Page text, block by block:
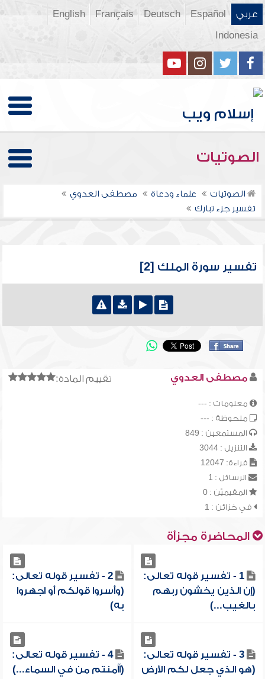
عربي Español
Deutsch
Français
English
Indonesia
الصوتيات
الصوتيات علماء ودعاة
مصطفى العدوي
تفسير جزء تبارك
تفسير سورة الملك [2]
تقييم المادة: مصطفى العدوي
معلومات : ---
ملحوظة : ---
المستمعين : 849
التنزيل : 3044
قراءة: 12047
الرسائل : 1
المقيميّن : 0
في خزائن : 1
المحاضرة مجزأة
1 - تفسير قوله تعالى:
(إن الذين يخشون ربهم
بالغيب...)
2 - تفسير قوله تعالى:
(وأسروا قولكم أو اجهروا
به)
3 - تفسير قوله تعالى:
(هو الذي جعل لكم الأرض
4 - تفسير قوله تعالى:
(أأمنتم من في السماء...)